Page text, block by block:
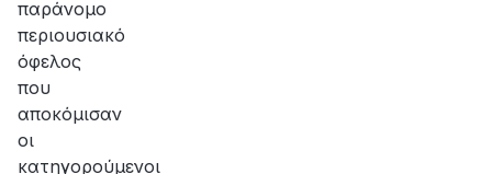
παράνομο
περιουσιακό
όφελος
που
αποκόμισαν
οι
κατηγορούμενοι